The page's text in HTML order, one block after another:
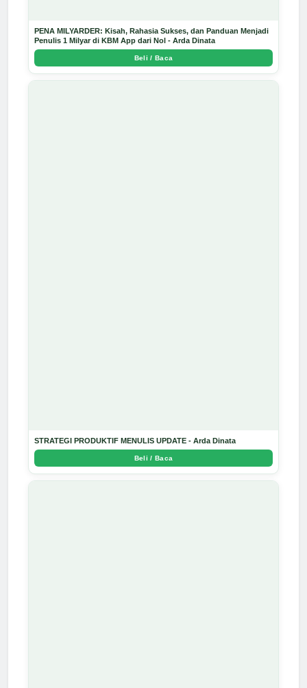
PENA MILYARDER: Kisah, Rahasia Sukses, dan Panduan Menjadi
Penulis 1 Milyar di KBM App dari Nol - Arda Dinata
Beli / Baca
STRATEGI PRODUKTIF MENULIS UPDATE - Arda Dinata
Beli / Baca